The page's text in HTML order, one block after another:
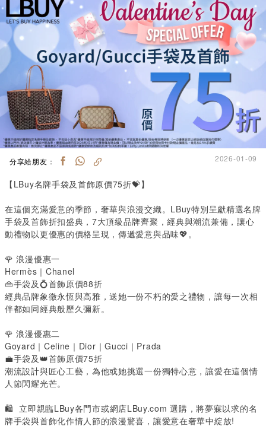
分享給朋友： 2026-01-09
【LBuy名牌手袋及首飾原價75折💝】
在這個充滿愛意的季節，奢華與浪漫交織。LBuy特別呈獻精選名牌
手袋及首飾折扣盛典，7大頂級品牌齊聚，經典與潮流兼備，讓心
動禮物以更優惠的價格呈現，傳遞愛意與品味💖。
🌹 浪漫優惠一
Hermès｜Chanel
👜手袋及 💍首飾原價88折
經典品牌象徵永恆與高雅，送她一份不朽的愛之禮物，讓每一次相
伴都如同經典般歷久彌新。
🌹 浪漫優惠二
Goyard｜Celine｜Dior｜Gucci｜Prada
💼手袋及 👑首飾原價75折
潮流設計與匠心工藝，為他或她挑選一份獨特心意，讓愛在這個情
人節閃耀光芒。
🛍️ 立即親臨LBuy各門市或網店LBuy.com 選購，將夢寐以求的名
牌手袋與首飾化作情人節的浪漫驚喜，讓愛意在奢華中綻放!